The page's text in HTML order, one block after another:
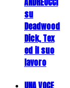
su
Deadwood
Dick, Tex
ed il suo
lavoro
UNA VOCE